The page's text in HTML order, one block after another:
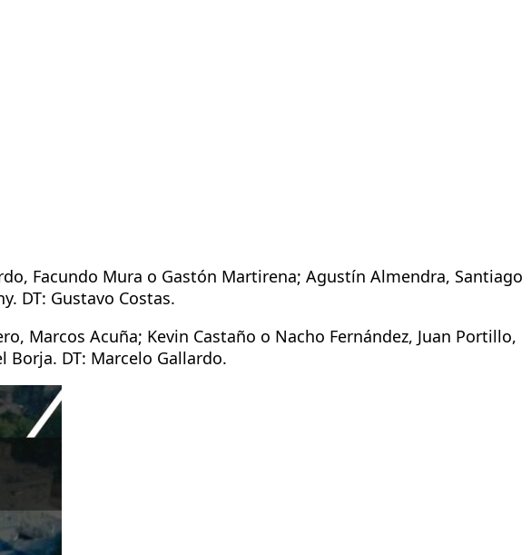
Facundo Mura o Gastón Martirena; Agustín Almendra, Santiago
DT: Gustavo Costas.
Marcos Acuña; Kevin Castaño o Nacho Fernández, Juan Portillo,
Borja. DT: Marcelo Gallardo.